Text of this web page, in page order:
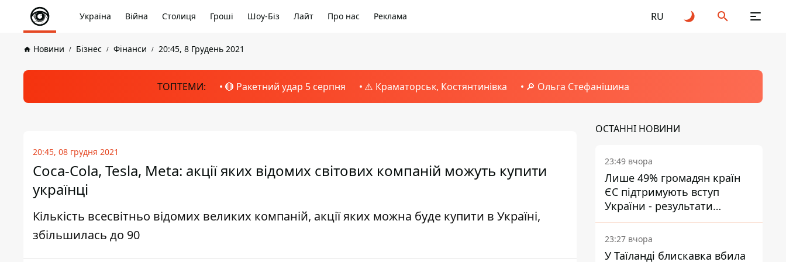
Україна Війна Столиця Гроші Шоу-Біз Лайт Про нас Реклама RU
Новини Бізнес Фінанси 20:45, 8 Грудень 2021
ТОПТЕМИ: 🔴 Ракетний удар 5 серпня ⚠️ Краматорськ, Костянтинівка 🔎 Ольга Стефанішина
20:45, 08 грудня 2021
Coca-Cola, Tesla, Meta: акції яких відомих світових компаній можуть купити
українці
Кількість всесвітньо відомих великих компаній, акції яких можна буде купити в Україні,
збільшилась до 90
ОСТАННІ НОВИНИ
23:49 вчора
Лише 49% громадян країн
ЄС підтримують вступ
України - результати
опитування
23:27 вчора
У Таїланді блискавка вбила